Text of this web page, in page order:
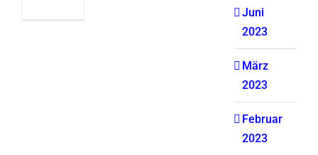
Juni
2023
März
2023
Februar
2023